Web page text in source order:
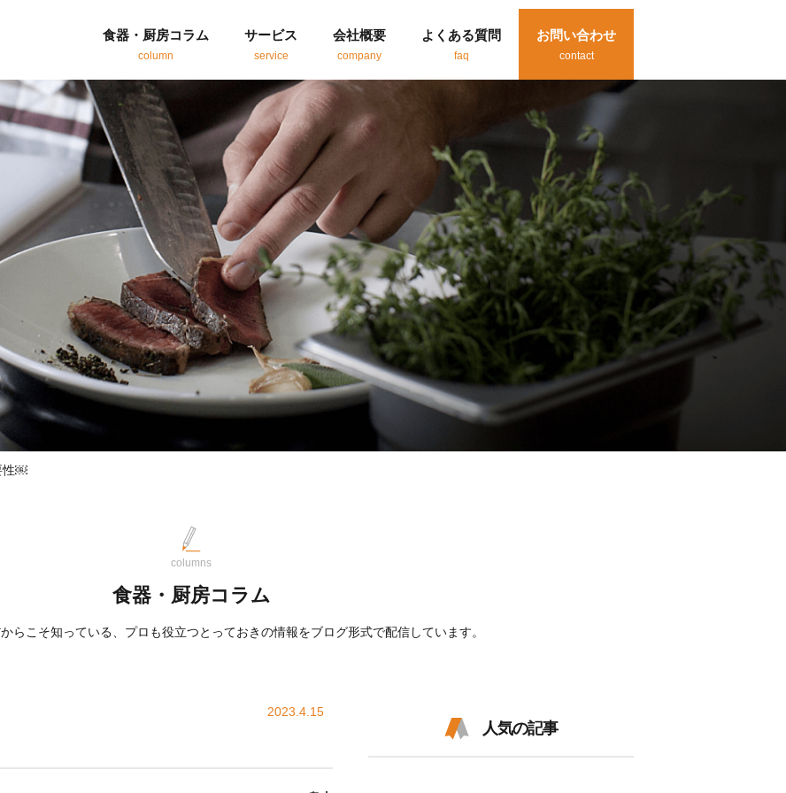
食器・厨房コラム
column
サービス
service
会社概要
company
よくある質問
faq
お問い合わせ
contact
性￼
columns
食器・厨房コラム
らこそ知っている、プロも役立つとっておきの情報をブログ形式で配信しています。
2023.4.15
人気の記事